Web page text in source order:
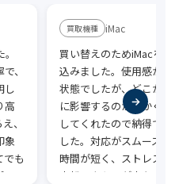
、
し
高
、
象
でも
iMac
買い替えのためiMacを
込みました。使用感が
状態でしたが、どこが
に影響するのか細かく
してくれたので納得で
した。対応がスムーズ
時間が短く、ストレス
売却できたのが良かっ